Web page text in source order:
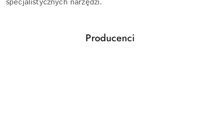
specjalistycznych narzędzi.
Pomiń karuzelę producentów
Producenci